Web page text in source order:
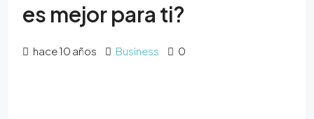
es mejor para ti?
hace 10 años Business 0